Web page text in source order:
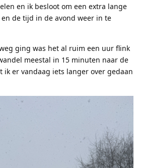
en ik besloot om een extra lange
de tijd in de avond weer in te
ging was het al ruim een uur flink
meestal in 15 minuten naar de
ik er vandaag iets langer over gedaan